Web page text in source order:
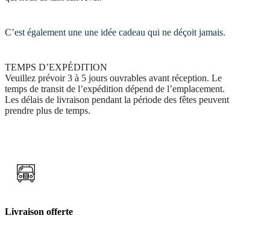
C’est également une une idée cadeau qui ne déçoit jamais.
TEMPS D’EXPÉDITION
Veuillez prévoir 3 à 5 jours ouvrables avant réception. Le
temps de transit de l’expédition dépend de l’emplacement.
Les délais de livraison pendant la période des fêtes peuvent
prendre plus de temps.
Livraison offerte